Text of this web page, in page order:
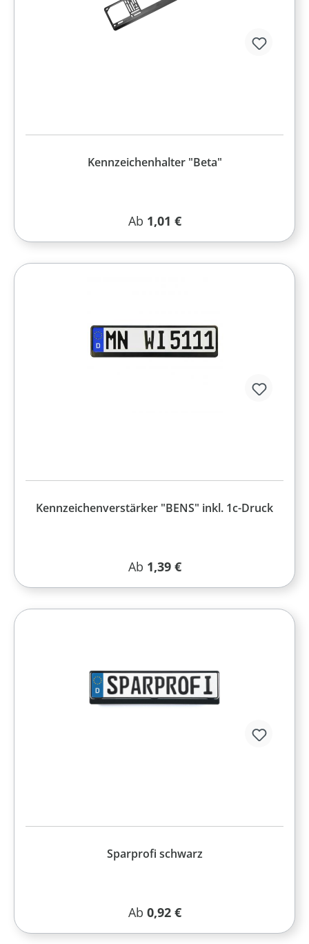
Kennzeichenhalter "Beta"
Regulärer Preis:
Ab 1,01 €
Kennzeichenverstärker "BENS" inkl. 1c-Druck
Regulärer Preis:
Ab 1,39 €
Sparprofi schwarz
Regulärer Preis:
Ab 0,92 €